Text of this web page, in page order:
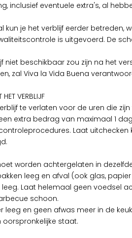
inclusief eventuele extra's, al
kun je het verblijf eerder
is uitgevoerd. De
niet beschikbaar zou zijn na het
zal Viva la Vida Buena
HET VERBLIJF
te verlaten voor de uren die
extra bedrag van maximaal 1
Laat
worden achtergelaten in
leeg en afval (ook glas,
Laat helemaal geen voedsel
schoon.
leeg en geen afwas meer in de
oorspronkelijke staat.